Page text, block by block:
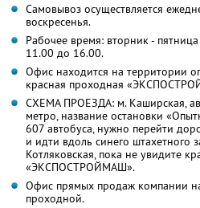
Самовывоз осуществляется
воскресенья.
Рабочее время: вторник -
11.00 до 16.00.
Офис находится на территории
красная проходная
СХЕМА ПРОЕЗДА: м. Каширская,
метро, название остановки
607 автобуса, нужно перейти
и идти вдоль синего штахетного
Котляковская, пока не увидите
«ЭКСПОСТРОЙМАШ».
Офис прямых продаж компании
проходной.